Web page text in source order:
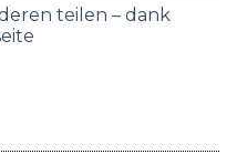
teilen – dank